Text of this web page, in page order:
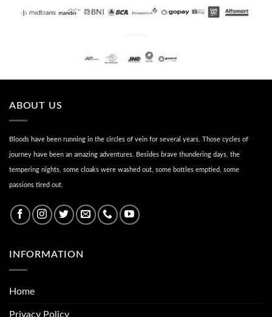
ABOUT US
Bloods have been running in the circles of vein for several years. Those cycles of
journey have been an amazing adventures. Besides brave thundering days, the
tempering nights, some cloaks were washed out, some bottles emptied, some
passions tired out.
INFORMATION
Home
Privacy Policy